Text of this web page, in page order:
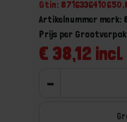
Gtin:
Artikelnummer
€ 38,12 incl.
Prijs per
-